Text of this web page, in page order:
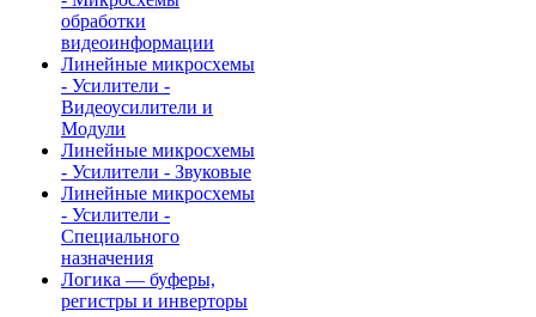
обработки
видеоинформации
Линейные микросхемы
- Усилители -
Видеоусилители и
Модули
Линейные микросхемы
- Усилители - Звуковые
Линейные микросхемы
- Усилители -
Специального
назначения
Логика — буферы,
регистры и инверторы